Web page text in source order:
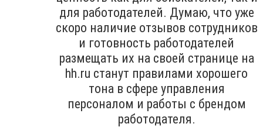
для работодателей. Думаю, что уже
скоро наличие отзывов сотрудников
и готовность работодателей
размещать их на своей странице на
hh.ru станут правилами хорошего
тона в сфере управления
персоналом и работы с брендом
работодателя.